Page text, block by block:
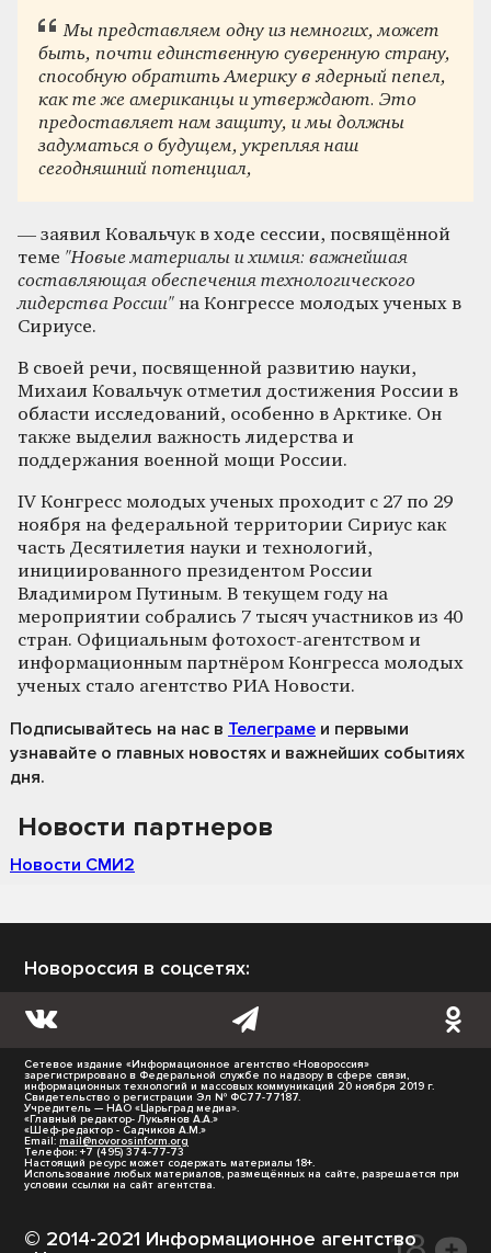
Мы представляем одну из немногих, может
быть, почти единственную суверенную страну,
способную обратить Америку в ядерный пепел,
как те же американцы и утверждают. Это
предоставляет нам защиту, и мы должны
задуматься о будущем, укрепляя наш
сегодняшний потенциал,
— заявил Ковальчук в ходе сессии, посвящённой
теме "Новые материалы и химия: важнейшая
составляющая обеспечения технологического
лидерства России" на Конгрессе молодых ученых в
Сириусе.
В своей речи, посвященной развитию науки,
Михаил Ковальчук отметил достижения России в
области исследований, особенно в Арктике. Он
также выделил важность лидерства и
поддержания военной мощи России.
IV Конгресс молодых ученых проходит с 27 по 29
ноября на федеральной территории Сириус как
часть Десятилетия науки и технологий,
инициированного президентом России
Владимиром Путиным. В текущем году на
мероприятии собрались 7 тысяч участников из 40
стран. Официальным фотохост-агентством и
информационным партнёром Конгресса молодых
ученых стало агентство РИА Новости.
Подписывайтесь на нас в Телеграме и первыми
узнавайте о главных новостях и важнейших событиях
дня.
Новости партнеров
Новости СМИ2
Новороссия в соцсетях:
Сетевое издание «Информационное агентство «Новороссия»
зарегистрировано в Федеральной службе по надзору в сфере связи,
информационных технологий и массовых коммуникаций 20 ноября 2019 г.
Свидетельство о регистрации Эл № ФС77-77187.
Учредитель — НАО «Царьград медиа».
«Главный редактор- Лукьянов А.А.»
«Шеф-редактор - Садчиков А.М.»
Email: mail@novorosinform.org
Телефон: +7 (495) 374-77-73
Настоящий ресурс может содержать материалы 18+.
Использование любых материалов, размещённых на сайте, разрешается при
условии ссылки на сайт агентства.
© 2014-2021 Информационное агентство